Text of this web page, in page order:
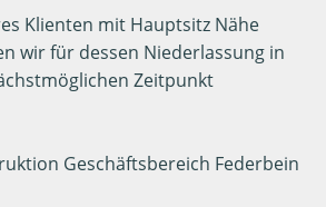
Klienten mit Hauptsitz Nähe
wir für dessen Niederlassung in
Zeitpunkt
Geschäftsbereich Federbein